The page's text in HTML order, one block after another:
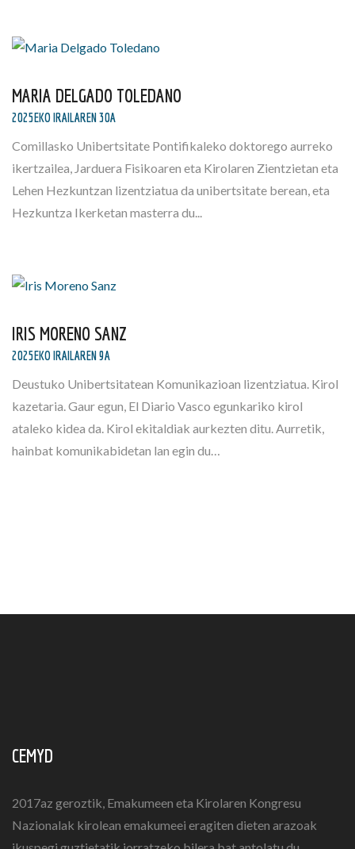
MARIA DELGADO TOLEDANO
2025EKO IRAILAREN 30A
Comillasko Unibertsitate Pontifikaleko doktorego aurreko
ikertzailea, Jarduera Fisikoaren eta Kirolaren Zientzietan eta
Lehen Hezkuntzan lizentziatua da unibertsitate berean, eta
Hezkuntza Ikerketan masterra du...
IRIS MORENO SANZ
2025EKO IRAILAREN 9A
Deustuko Unibertsitatean Komunikazioan lizentziatua. Kirol
kazetaria. Gaur egun, El Diario Vasco egunkariko kirol
ataleko kidea da. Kirol ekitaldiak aurkezten ditu. Aurretik,
hainbat komunikabidetan lan egin du…
CEMYD
2017az geroztik, Emakumeen eta Kirolaren Kongresu
Nazionalak kirolean emakumeei eragiten dieten arazoak